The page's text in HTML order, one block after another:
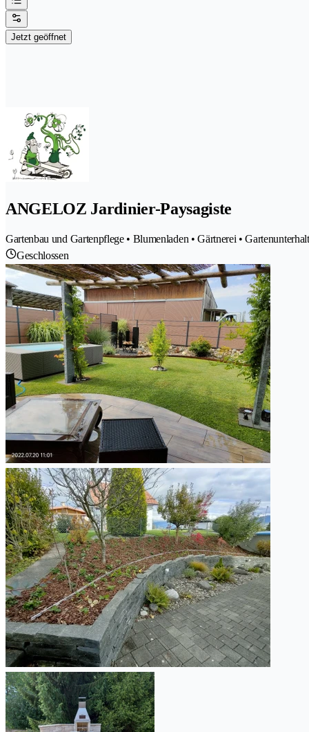
Jetzt geöffnet
ANGELOZ Jardinier-Paysagiste
Gartenbau und Gartenpflege • Blumenladen • Gärtnerei •
Geschlossen